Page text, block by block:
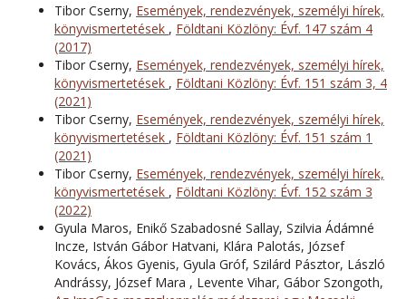
Tibor Cserny, Események, rendezvények, személyi hírek,
könyvismertetések , Földtani Közlöny: Évf. 147 szám 4
(2017)
Tibor Cserny, Események, rendezvények, személyi hírek,
könyvismertetések , Földtani Közlöny: Évf. 151 szám 3, 4
(2021)
Tibor Cserny, Események, rendezvények, személyi hírek,
könyvismertetések , Földtani Közlöny: Évf. 151 szám 1
(2021)
Tibor Cserny, Események, rendezvények, személyi hírek,
könyvismertetések , Földtani Közlöny: Évf. 152 szám 3
(2022)
Gyula Maros, Enikő Szabadosné Sallay, Szilvia Ádámné
Incze, István Gábor Hatvani, Klára Palotás, József
Kovács, Ákos Gyenis, Gyula Gróf, Szilárd Pásztor, László
Andrássy, József Mara , Levente Vihar, Gábor Szongoth,